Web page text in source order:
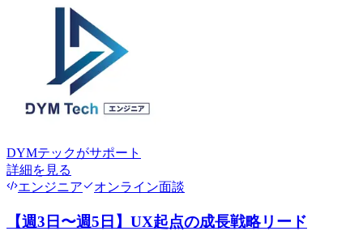
DYMテックがサポート
詳細を見る
エンジニア
オンライン面談
【週3日〜週5日】UX起点の成長戦略リード